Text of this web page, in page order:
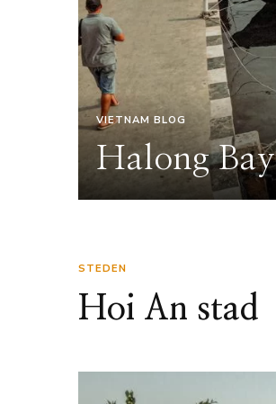
VIETNAM BLOG
Halong Bay
STEDEN
Hoi An stad